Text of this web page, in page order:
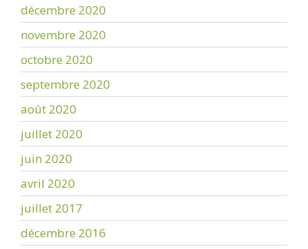
décembre 2020
novembre 2020
octobre 2020
septembre 2020
août 2020
juillet 2020
juin 2020
avril 2020
juillet 2017
décembre 2016